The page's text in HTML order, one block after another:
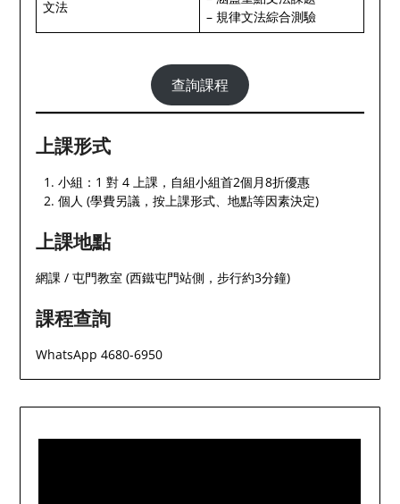
文法
– 規律文法綜合測驗
查詢課程
上課形式
小組：1 對 4 上課，自組小組首2個月8折優惠
個人 (學費另議，按上課形式、地點等因素決定)
上課地點
網課 / 屯門教室 (西鐵屯門站側，步行約3分鐘)
課程查詢
WhatsApp 4680-6950